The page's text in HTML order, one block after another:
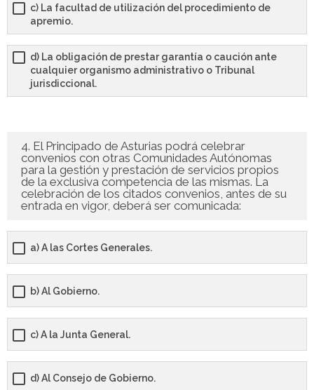
0 productos
c) La facultad de utilización del procedimiento de
apremio.
d) La obligación de prestar garantía o caución ante
cualquier organismo administrativo o Tribunal
jurisdiccional.
4. El Principado de Asturias podrá celebrar
convenios con otras Comunidades Autónomas
para la gestión y prestación de servicios propios
de la exclusiva competencia de las mismas. La
celebración de los citados convenios, antes de su
entrada en vigor, deberá ser comunicada:
a) A las Cortes Generales.
b) Al Gobierno.
c) A la Junta General.
d) Al Consejo de Gobierno.